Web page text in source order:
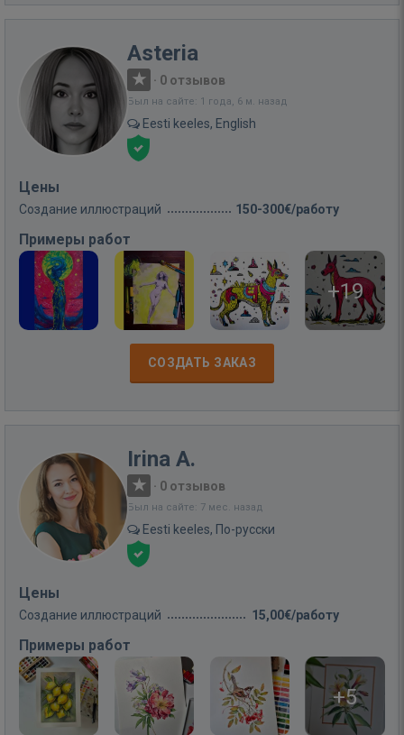
Asteria
· 0 отзывов
Был на сайте: 1 года, 6 м. назад
Eesti keeles, English
Цены
Создание иллюстраций 150-300€/работу
Примеры работ
+19
СОЗДАТЬ ЗАКАЗ
Irina A.
· 0 отзывов
Был на сайте: 7 мес. назад
Eesti keeles, По-русски
Цены
Создание иллюстраций 15,00€/работу
Примеры работ
+5